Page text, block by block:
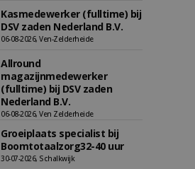
Kasmedewerker (fulltime) bij
DSV zaden Nederland B.V.
06-08-2026, Ven-Zelderheide
Allround
magazijnmedewerker
(fulltime) bij DSV zaden
Nederland B.V.
06-08-2026, Ven Zelderheide
Groeiplaats specialist bij
Boomtotaalzorg32-40 uur
30-07-2026, Schalkwijk